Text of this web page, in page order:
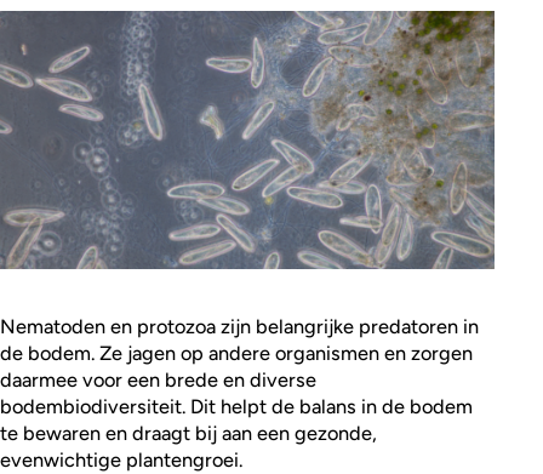
Nematoden en protozoa zijn belangrijke predatoren in
de bodem. Ze jagen op andere organismen en zorgen
daarmee voor een brede en diverse
bodembiodiversiteit. Dit helpt de balans in de bodem
te bewaren en draagt bij aan een gezonde,
evenwichtige plantengroei.